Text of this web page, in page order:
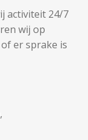
activiteit 24/7
wij op
er sprake is